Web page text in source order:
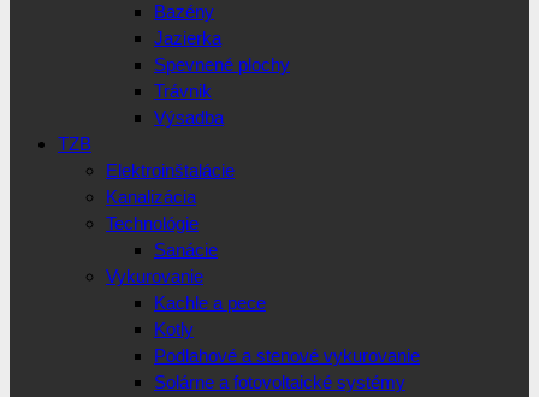
Bazény
Jazierka
Spevnené plochy
Trávnik
Výsadba
TZB
Elektroinštalácie
Kanalizácia
Technológie
Sanácie
Vykurovanie
Kachle a pece
Kotly
Podlahové a stenové vykurovanie
Solárne a fotovoltaické systémy